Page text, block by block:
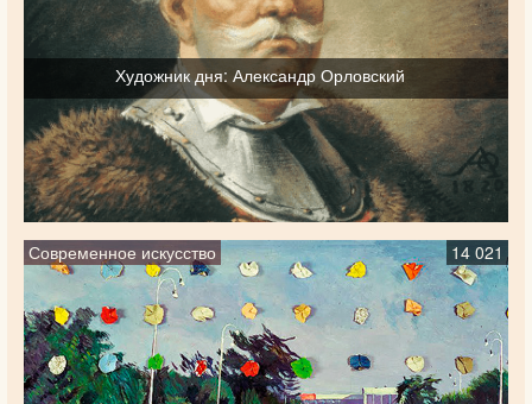
Художник дня: Александр Орловский
Современное искусство 14 021